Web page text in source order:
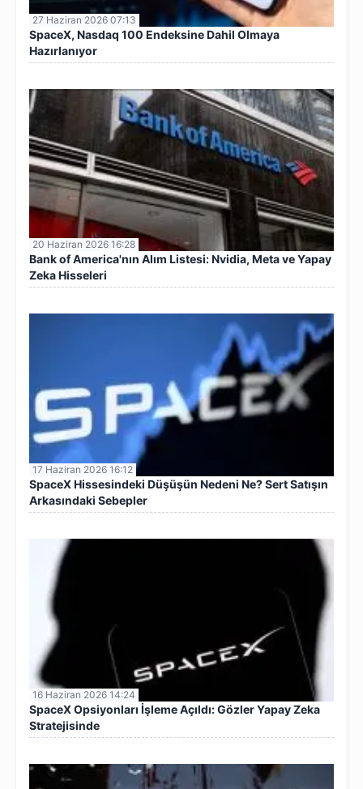
27 Haziran 2026 07:13
SpaceX, Nasdaq 100 Endeksine Dahil Olmaya
Hazırlanıyor
20 Haziran 2026 16:28
Bank of America'nın Alım Listesi: Nvidia, Meta ve Yapay
Zeka Hisseleri
17 Haziran 2026 16:12
SpaceX Hissesindeki Düşüşün Nedeni Ne? Sert Satışın
Arkasındaki Sebepler
16 Haziran 2026 14:24
SpaceX Opsiyonları İşleme Açıldı: Gözler Yapay Zeka
Stratejisinde